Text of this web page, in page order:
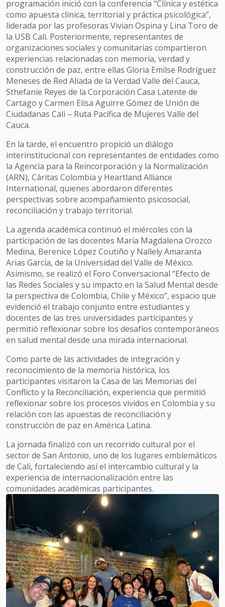
programación inició con la conferencia “Clínica y estética
como apuesta clínica, territorial y práctica psicológica”,
liderada por las profesoras Vivian Ospina y Lina Toro de
la USB Cali. Posteriormente, representantes de
organizaciones sociales y comunitarias compartieron
experiencias relacionadas con memoria, verdad y
construcción de paz, entre ellas Gloria Emilse Rodríguez
Meneses de Red Aliada de la Verdad Valle del Cauca,
Sthefanie Reyes de la Corporación Casa Latente de
Cartago y Carmen Elisa Aguirre Gómez de Unión de
Ciudadanas Cali – Ruta Pacífica de Mujeres Valle del
Cauca.
En la tarde, el encuentro propició un diálogo
interinstitucional con representantes de entidades como
la Agencia para la Reincorporación y la Normalización
(ARN), Cáritas Colombia y Heartland Alliance
International, quienes abordaron diferentes
perspectivas sobre acompañamiento psicosocial,
reconciliación y trabajo territorial.
La agenda académica continuó el miércoles con la
participación de las docentes María Magdalena Orozco
Medina, Berenice López Coutiño y Nallely Amaranta
Arias García, de la Universidad del Valle de México.
Asimismo, se realizó el Foro Conversacional “Efecto de
las Redes Sociales y su impacto en la Salud Mental desde
la perspectiva de Colombia, Chile y México”, espacio que
evidenció el trabajo conjunto entre estudiantes y
docentes de las tres universidades participantes y
permitió reflexionar sobre los desafíos contemporáneos
en salud mental desde una mirada internacional.
Como parte de las actividades de integración y
reconocimiento de la memoria histórica, los
participantes visitaron la Casa de las Memorias del
Conflicto y la Reconciliación, experiencia que permitió
reflexionar sobre los procesos vividos en Colombia y su
relación con las apuestas de reconciliación y
construcción de paz en América Latina.
La jornada finalizó con un recorrido cultural por el
sector de San Antonio, uno de los lugares emblemáticos
de Cali, fortaleciendo así el intercambio cultural y la
experiencia de internacionalización entre las
comunidades académicas participantes.